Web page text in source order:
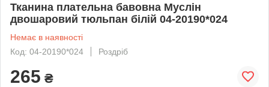
Тканина плательна бавовна Муслін
двошаровий тюльпан білій 04-20190*024
Немає в наявності
Код: 04-20190*024
Роздріб
265 ₴